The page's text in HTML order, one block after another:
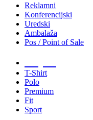
Reklamni
Konferencijski
Uredski
Ambalaža
Pos / Point of Sale
T-Shirt
Polo
Premium
Fit
Sport